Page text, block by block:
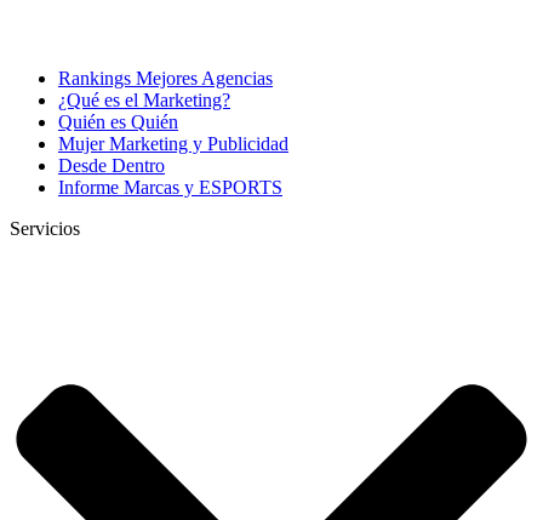
Rankings Mejores Agencias
¿Qué es el Marketing?
Quién es Quién
Mujer Marketing y Publicidad
Desde Dentro
Informe Marcas y ESPORTS
Servicios